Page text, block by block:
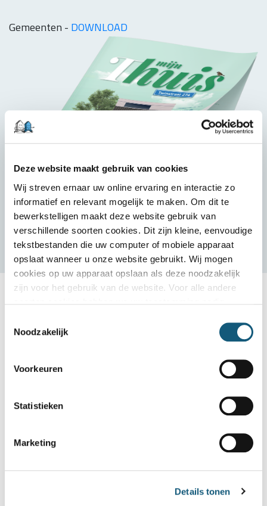
Deze website maakt gebruik van cookies
Wij streven ernaar uw online ervaring en interactie zo
informatief en relevant mogelijk te maken. Om dit te
bewerkstelligen maakt deze website gebruik van
verschillende soorten cookies. Dit zijn kleine, eenvoudige
tekstbestanden die uw computer of mobiele apparaat
opslaat wanneer u onze website gebruikt. Wij mogen
cookies op uw apparaat opslaan als deze noodzakelijk
zijn voor het gebruik van de website. Voor alle andere
Noodzakelijk
Voorkeuren
Statistieken
Marketing
Details tonen
Gemeenten - DOWNLOAD